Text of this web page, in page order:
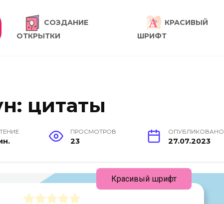
СОЗДАНИЕ
ОТКРЫТКИ
КРАСИВЫЙ
ШРИФТ
цитаты
ПРОСМОТРОВ
23
ОПУБЛИКОВАНО
27.07.2023
Красивый шрифт